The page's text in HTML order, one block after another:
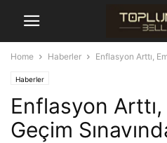
Home Haberler Enflasyon Arttı,
Haberler
Enflasyon
Geçim